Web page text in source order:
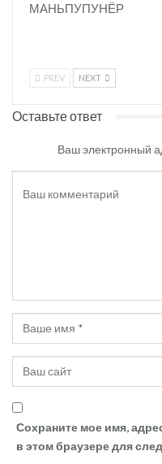
МАНЬПУПУНЁР
PREV NEXT
Оставьте ответ
Ваш электронный
Сохраните мое имя,
в этом браузере для